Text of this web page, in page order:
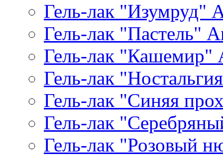
Гель-лак "Изумруд"
Гель-лак "Пастель"
Гель-лак "Кашемир"
Гель-лак
Гель-лак "Синяя
Гель-лак
Гель-лак "Розовый